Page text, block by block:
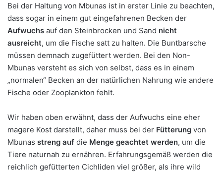
Bei der Haltung von Mbunas ist in erster Linie zu beachten,
dass sogar in einem gut eingefahrenen Becken der
Aufwuchs auf den Steinbrocken und Sand nicht
ausreicht, um die Fische satt zu halten. Die Buntbarsche
müssen demnach zugefüttert werden. Bei den Non-
Mbunas versteht es sich von selbst, dass es in einem
„normalen“ Becken an der natürlichen Nahrung wie andere
Fische oder Zooplankton fehlt.
Wir haben oben erwähnt, dass der Aufwuchs eine eher
magere Kost darstellt, daher muss bei der Fütterung von
Mbunas streng auf die Menge geachtet werden, um die
Tiere naturnah zu ernähren. Erfahrungsgemäß werden die
reichlich gefütterten Cichliden viel größer, als ihre wild